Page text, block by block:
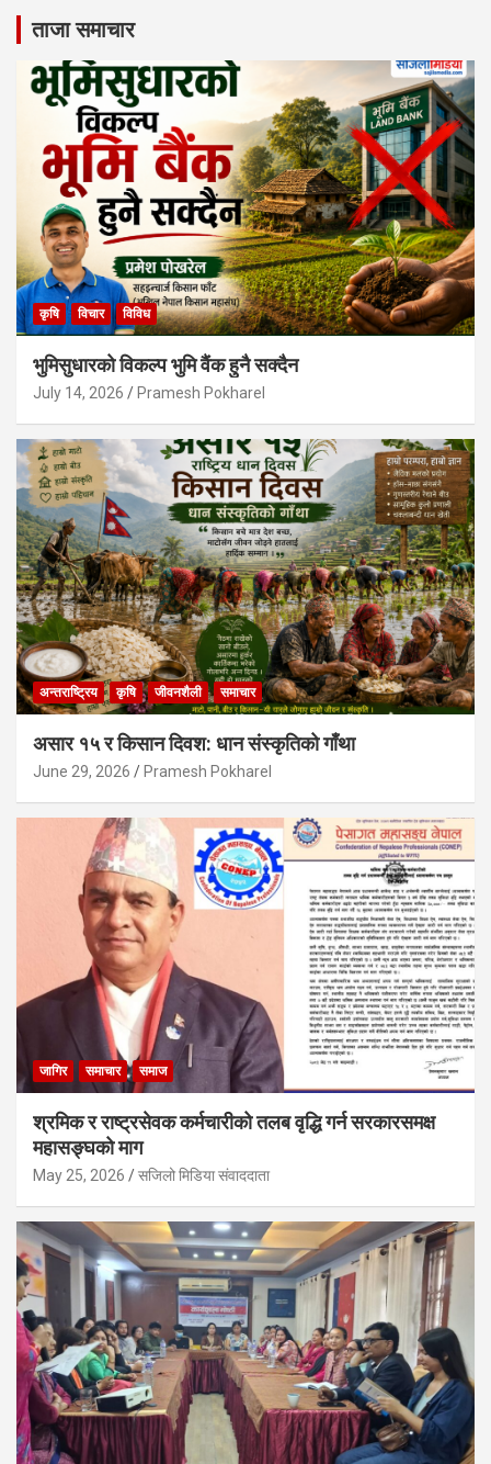
ताजा समाचार
कृषि विचार विविध
भुमिसुधारको विकल्प भुमि वैंक हुनै सक्दैन
July 14, 2026 Pramesh Pokharel
अन्तराष्ट्रिय कृषि जीवनशैली समाचार
असार १५ र किसान दिवश: धान संस्कृतिको गाँथा
June 29, 2026 Pramesh Pokharel
जागिर समाचार समाज
श्रमिक र राष्ट्रसेवक कर्मचारीको तलब वृद्धि गर्न सरकारसमक्ष
महासङ्घको माग
May 25, 2026 सजिलो मिडिया संवाददाता